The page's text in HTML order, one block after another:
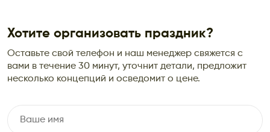
Хотите организовать праздник?
Оставьте свой телефон и наш менеджер свяжется с
вами в течение 30 минут, уточнит детали, предложит
несколько концепций и осведомит о цене.